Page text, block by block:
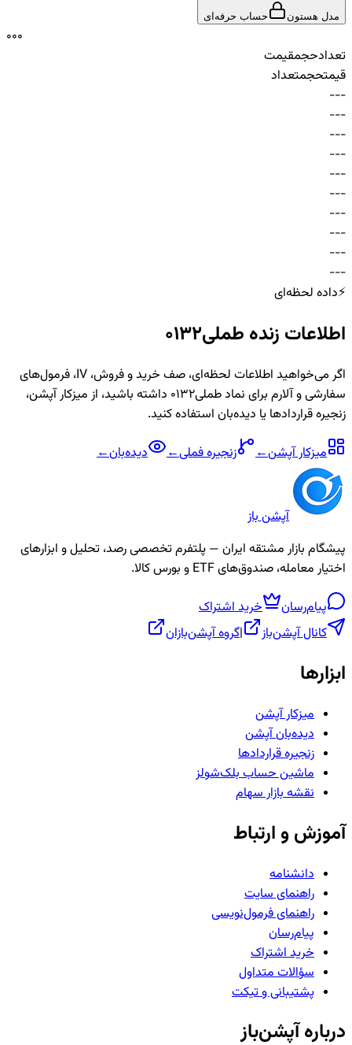
مدل هستون حساب حرفه‌ای
000
تعدادحجمقیمت
قیمتحجمتعداد
-
-
-
-
-
-
-
-
-
-
-
-
-
-
-
-
-
-
-
-
-
-
-
-
-
-
-
-
-
-
⚡داده لحظه‌ای
اطلاعات زنده طملی0132
اگر می‌خواهید اطلاعات لحظه‌ای، صف خرید و فروش، IV، فرمول‌های
سفارشی و آلارم برای نمادطملی0132
داشته باشید، از میزکار آپشن،
زنجیره قراردادها یا دیده‌بان استفاده کنید.
میزکار آپشن← زنجیرهفملی← دیده‌بان←
آپشن باز
پیشگام بازار مشتقه ایران — پلتفرم تخصصی رصد، تحلیل و ابزارهای
اختیار معامله، صندوق‌های ETF و بورس کالا.
پیام‌رسان
خرید اشتراک
کانال آپشن‌باز
|گروه آپشن‌بازان
ابزارها
میزکار آپشن
دیده‌بان آپشن
زنجیره قراردادها
ماشین حساب بلک‌شولز
نقشه بازار سهام
آموزش و ارتباط
دانشنامه
راهنمای سایت
راهنمای فرمول‌نویسی
پیام‌رسان
خرید اشتراک
سؤالات متداول
پشتیبانی و تیکت
درباره آپشن‌باز